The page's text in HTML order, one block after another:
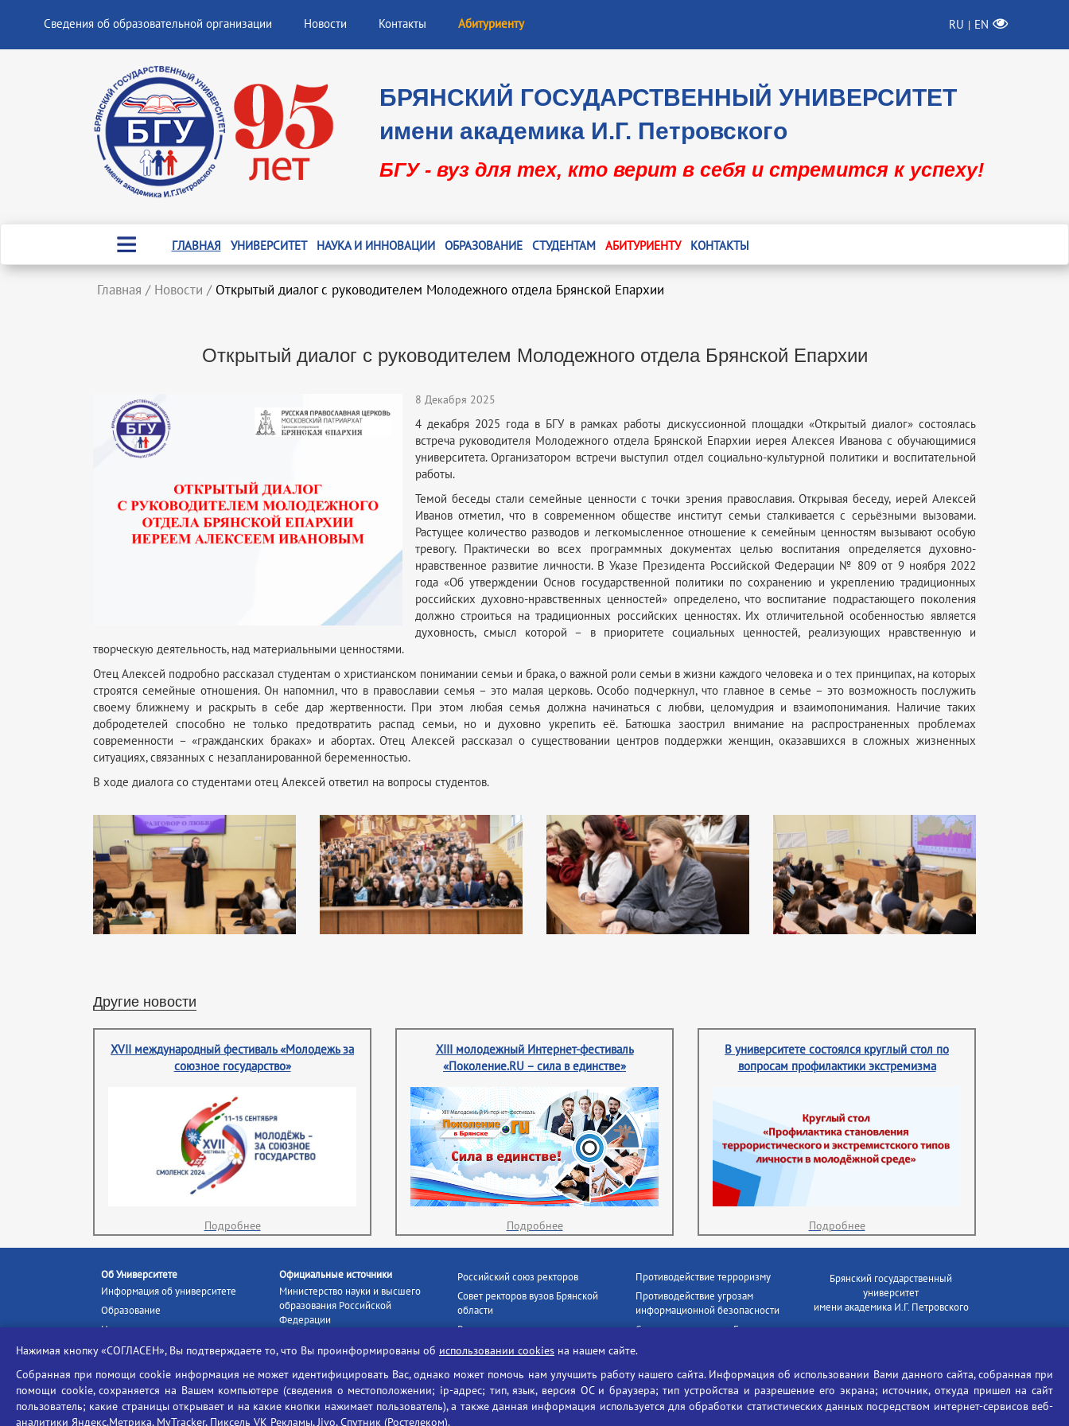
Сведения об образовательной организации Новости Контакты Абитуриенту RU | EN
БРЯНСКИЙ ГОСУДАРСТВЕННЫЙ УНИВЕРСИТЕТ
имени академика И.Г. Петровского
БГУ - вуз для тех, кто верит в себя и стремится к успеху!
ГЛАВНАЯ УНИВЕРСИТЕТ НАУКА И ИННОВАЦИИ ОБРАЗОВАНИЕ СТУДЕНТАМ АБИТУРИЕНТУ КОНТАКТЫ
Главная / Новости / Открытый диалог с руководителем Молодежного отдела Брянской Епархии
Открытый диалог с руководителем Молодежного отдела Брянской Епархии
8 Декабря 2025
4 декабря 2025 года в БГУ в рамках работы дискуссионной площадки «Открытый диалог» состоялась
встреча руководителя Молодежного отдела Брянской Епархии иерея Алексея Иванова с обучающимися
университета. Организатором встречи выступил отдел социально-культурной политики и воспитательной
работы.
Темой беседы стали семейные ценности с точки зрения православия. Открывая беседу, иерей Алексей
Иванов отметил, что в современном обществе институт семьи сталкивается с серьёзными вызовами.
Растущее количество разводов и легкомысленное отношение к семейным ценностям вызывают особую
тревогу. Практически во всех программных документах целью воспитания определяется духовно-
нравственное развитие личности. В Указе Президента Российской Федерации № 809 от 9 ноября 2022
года «Об утверждении Основ государственной политики по сохранению и укреплению традиционных
российских духовно-нравственных ценностей» определено, что воспитание подрастающего поколения
должно строиться на традиционных российских ценностях. Их отличительной особенностью является
духовность, смысл которой – в приоритете социальных ценностей, реализующих нравственную и
творческую деятельность, над материальными ценностями.
Отец Алексей подробно рассказал студентам о христианском понимании семьи и брака, о важной роли семьи в жизни каждого человека и о тех принципах, на которых
строятся семейные отношения. Он напомнил, что в православии семья – это малая церковь. Особо подчеркнул, что главное в семье – это возможность послужить
своему ближнему и раскрыть в себе дар жертвенности. При этом любая семья должна начинаться с любви, целомудрия и взаимопонимания. Наличие таких
добродетелей способно не только предотвратить распад семьи, но и духовно укрепить её. Батюшка заострил внимание на распространенных проблемах
современности – «гражданских браках» и абортах. Отец Алексей рассказал о существовании центров поддержки женщин, оказавшихся в сложных жизненных
ситуациях, связанных с незапланированной беременностью.
В ходе диалога со студентами отец Алексей ответил на вопросы студентов.
Другие новости
XVII международный фестиваль «Молодежь за
союзное государство»
Подробнее
XIII молодежный Интернет-фестиваль
«Поколение.RU – сила в единстве»
Подробнее
В университете состоялся круглый стол по
вопросам профилактики экстремизма
Подробнее
Об Университете
Информация об университете
Образование
Наука и инновации
Абитуриенту
Ассоциация выпускников
Центр тестирования
иностранных граждан
Официальные источники
Министерство науки и высшего
образования Российской
Федерации
Портал «Российское
образование»
Единое окно информационных
ресурсов
Российский союз ректоров
Совет ректоров вузов Брянской
области
Росстудцентр
Наши партнёры
Портал «Русский язык»
Учительская газета
Противодействие терроризму
Противодействие угрозам
информационной безопасности
Социальные ролики - Генеральная
БГУ против наркотиков
Брянский государственный
университет
имени академика И.Г. Петровского
Телефон: +7(4832)58-90-85
Нажимая кнопку «СОГЛАСЕН», Вы подтверждаете то, что Вы проинформированы об использовании cookies на нашем сайте.
Собранная при помощи cookie информация не может идентифицировать Вас, однако может помочь нам улучшить работу нашего сайта. Информация об использовании Вами данного сайта, собранная при
помощи cookie, сохраняется на Вашем компьютере (сведения о местоположении; ip-адрес; тип, язык, версия ОС и браузера; тип устройства и разрешение его экрана; источник, откуда пришел на сайт
пользователь; какие страницы открывает и на какие кнопки нажимает пользователь), а также данная информация используется для обработки статистических данных посредством интернет-сервисов веб-
аналитики Яндекс.Метрика, MyTracker, Пиксель VK Рекламы, Jivo, Спутник (Ростелеком).